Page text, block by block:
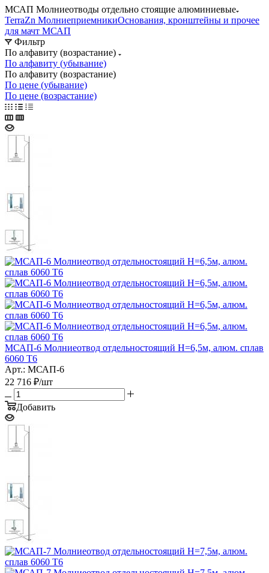
МСАП Молниеотводы отдельно стоящие алюминиевые
TerraZn МолниеприемникиОснования, кронштейны и прочее
для мачт МСАП
Фильтр
По алфавиту (возрастание)
По алфавиту (убывание)
По алфавиту (возрастание)
По цене (убывание)
По цене (возрастание)
МСАП-6 Молниеотвод отдельностоящий H=6,5м, алюм. сплав
6060 T6
Арт.: МСАП-6
22 716 ₽/шт
Добавить